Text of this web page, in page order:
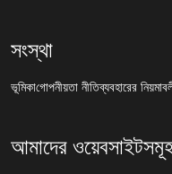
সংস্থা
ভূমিকাগোপনীয়তা নীতিব্যবহারের
আমাদের